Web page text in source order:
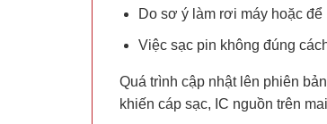
Do sơ ý làm rơi máy hoặc
Việc sạc pin không đúng
Quá trình cập nhật lên phiên
khiến cáp sạc, IC nguồn trên